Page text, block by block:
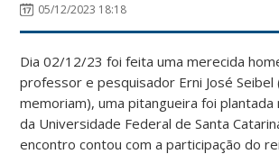
05/12/2023 18:18
Dia 02/12/23 foi feita uma merecida
professor e pesquisador Erni José Seibel
memoriam), uma pitangueira foi plantada
da Universidade Federal de Santa
encontro contou com a participação do